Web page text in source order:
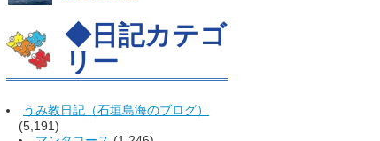
◆日記カテゴ
リー
うみ教日記（石垣島海のブログ）
(5,191)